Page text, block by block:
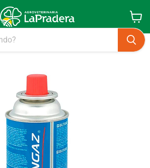
Ver
carrito